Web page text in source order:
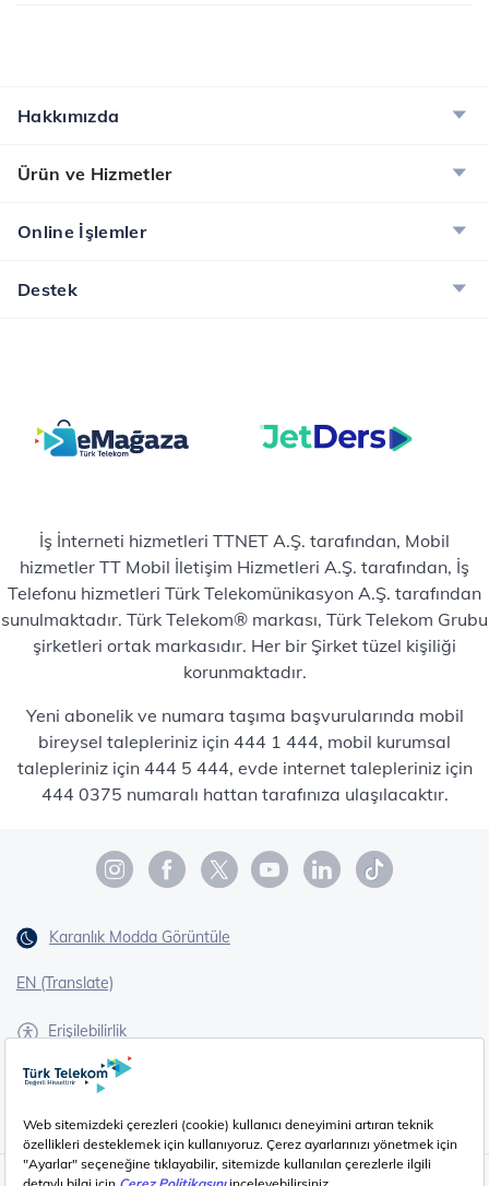
Hakkımızda
Ürün ve Hizmetler
Online İşlemler
Destek
İş İnterneti hizmetleri TTNET A.Ş. tarafından, Mobil
hizmetler TT Mobil İletişim Hizmetleri A.Ş. tarafından, İş
Telefonu hizmetleri Türk Telekomünikasyon A.Ş. tarafından
sunulmaktadır. Türk Telekom® markası, Türk Telekom Grubu
şirketleri ortak markasıdır. Her bir Şirket tüzel kişiliği
korunmaktadır.
Yeni abonelik ve numara taşıma başvurularında mobil
bireysel talepleriniz için 444 1 444, mobil kurumsal
talepleriniz için 444 5 444, evde internet talepleriniz için
444 0375 numaralı hattan tarafınıza ulaşılacaktır.
Karanlık Modda Görüntüle
EN (Translate)
Erişilebilirlik
İşaret Dili Çevirisi